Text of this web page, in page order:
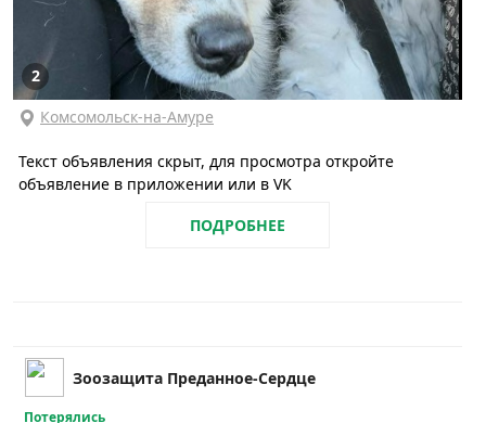
2
Комсомольск-на-Амуре
Текст объявления скрыт, для просмотра откройте
объявление в приложении или в VK
ПОДРОБНЕЕ
Зоозащита Преданное-Сердце
Потерялись